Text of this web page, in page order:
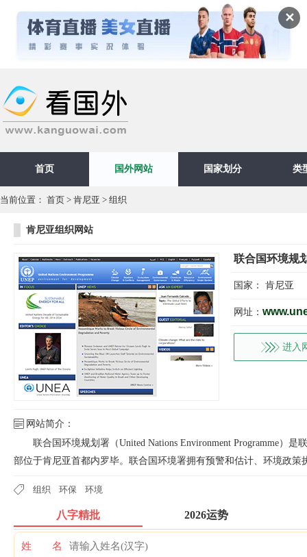
✕
首页 国外网站 国家划分 类
当前位置： 首页 > 肯尼亚 > 组织
肯尼亚组织网站
联合国环境规
国家： 肯尼亚
网址：
进入
网站简介：
联合国环境规划署（United Nations Environment Programme）
部位于肯尼亚首都内罗毕。联合国环境署拥有预警和估计、环境政策
组织 环保 环境
八字精批 2026运势
姓 名